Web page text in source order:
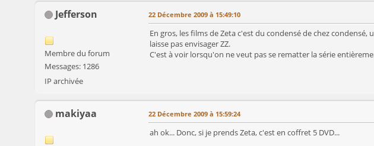
Jefferson
Membre du forum
Messages: 1286
IP archivée
22 Décembre 2009 à 15:49:10
En gros, les films de Zeta c'est du condensé de chez
laisse pas envisager ZZ.
C'est à voir lorsqu'on ne veut pas se rematter la série
makiyaa 22 Décembre 2009 à 15:59:24
ah ok... Donc, si je prends Zeta, c'est en coffret 5 DVD...